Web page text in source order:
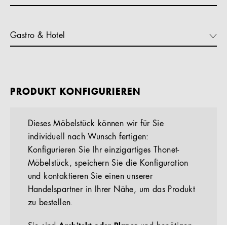
Gastro & Hotel
PRODUKT KONFIGURIEREN
Dieses Möbelstück können wir für Sie
individuell nach Wunsch fertigen:
Konfigurieren Sie Ihr einzigartiges Thonet-
Möbelstück, speichern Sie die Konfiguration
und kontaktieren Sie einen unserer
Handelspartner in Ihrer Nähe, um das Produkt
zu bestellen.